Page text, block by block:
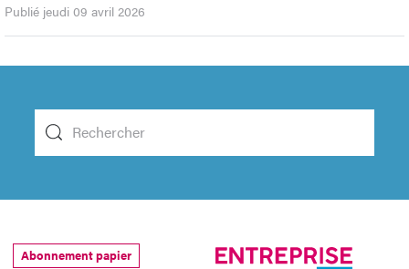
Publié jeudi 09 avril 2026
Abonnement papier